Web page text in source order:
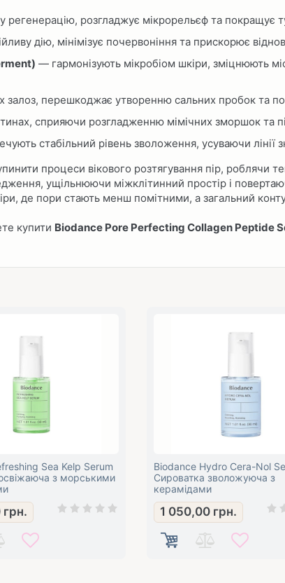
регенерацію, розгладжує мікрорельєф та покращує
дію, мінімізує почервоніння та прискорює
— гармонізують мікробіом шкіри, зміцнюють
залоз, перешкоджає утворенню сальних пробок та
сприяючи розгладженню мімічних зморшок та
стабільний рівень зволоження, усуваючи лінії
процеси вікового розтягування пір, роблячи
ущільнюючи міжклітинний простір і
де пори стають менш помітними, а загальний
купити Biodance Pore Perfecting Collagen Peptide
Sea Kelp Serum
з морськими
грн.
Biodance Hydro Cera-Nol
Сироватка зволожуюча з
керамідами
1 050,00 грн.